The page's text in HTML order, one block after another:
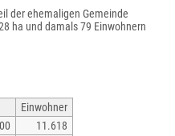
der ehemaligen Gemeinde
ha und damals 79 Einwohnern
Einwohner
11.618